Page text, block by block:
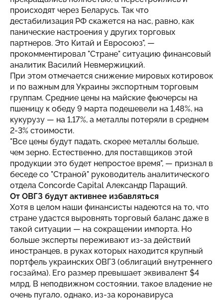
происходят через Беларусь. Так что
дестабилизация РФ скажется на нас, равно, как
панические настроения у других торговых
партнеров. Это Китай и Евросоюз", —
прокомментировал "Стране" ситуацию финансовый
аналитик Василий Невмержицкий.
При этом отмечается снижение мировых котировок
и по важным для Украины экспортным торговым
группам. Средние цены на майские фьючерсы на
пшеницу к обеду 9 марта подешевели на 1,48%, на
кукурузу — на 1,17%, а металлы потеряли в среднем
2-3% стоимости.
"Все цены будут падать, скорее металлы больше,
чем зерно. Естественно, для поставщиков этой
продукции это будет непростое время", — признал в
беседе со "Страной" руководитель аналитического
отдела Concorde Capital Александр Паращий.
От ОВГЗ будут активнее избавляться
Хотя в целом наши финансисты надеются на то, что
стране удастся выровнять торговый баланс даже в
такой ситуации — на сокращении импорта. Но
больше эксперты переживают из-за действий
иностранцев, в руках которых находится крупный
портфель украинских ОВГЗ (облигаций внутреннего
госзайма). Его размер превышает эквивалент $4
млрд. В неподвижном состоянии, такое владение не
очень пугало, однако, из-за коронавируса